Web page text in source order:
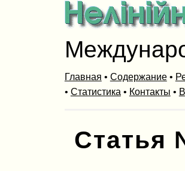
Главная • Содержание•
• Статистика • Контакты •
Статья